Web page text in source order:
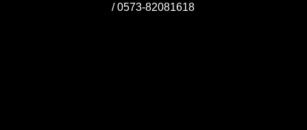
/ 0573-82081618